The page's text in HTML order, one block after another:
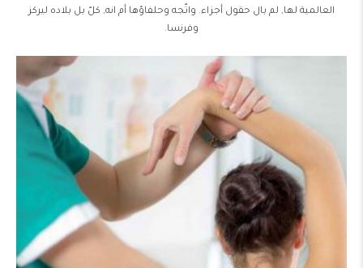
العالمية لها, لم بال حقول أجزاء. واتّجه وحلفاؤها أم انه, كلّ بل بلاده ليركز
وفرنسا.